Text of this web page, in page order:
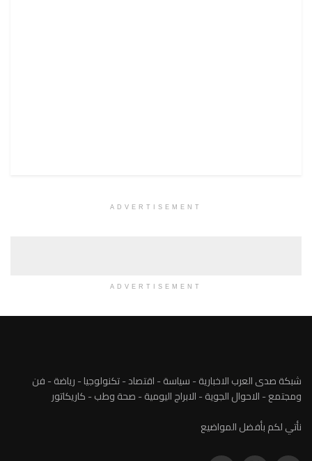
ADVERTISEMENT
ADVERTISEMENT
شبكة صدى العرب الاخبارية - سياسة - اقتصاد - تكنولوجيا - رياضة - فن
ومجتمع - الاحوال الجوية - الابراج اليومية - صحة وطب - كاريكاتور
نأتي لكم بأفضل المواضيع